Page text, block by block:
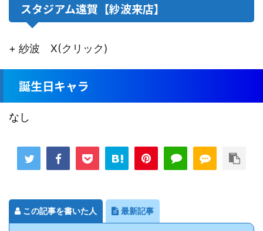
スタジアム遠賀【紗波来店】
+ 紗波 X(クリック)
誕生日キャラ
なし
この記事を書いた人 最新記事